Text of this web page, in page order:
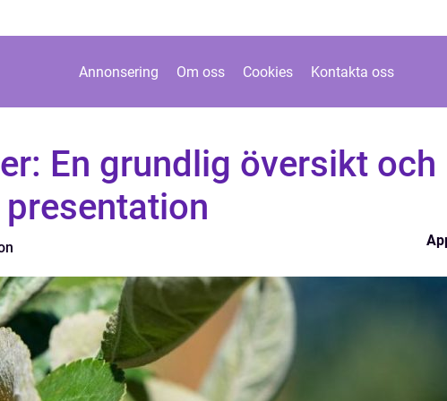
Annonsering Om oss Cookies Kontakta oss
En grundlig översikt och